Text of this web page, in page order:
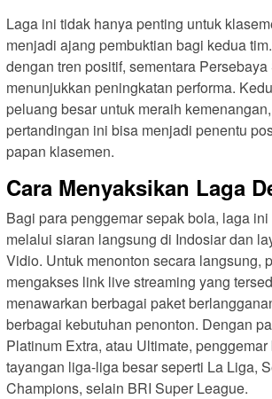
Laga ini tidak hanya penting untuk
menjadi ajang pembuktian bagi kedua
dengan tren positif, sementara
menunjukkan peningkatan performa.
peluang besar untuk meraih
pertandingan ini bisa menjadi penentu
papan klasemen.
Cara Menyaksikan Laga
Bagi para penggemar sepak bola, laga
melalui siaran langsung di Indosiar dan
Vidio. Untuk menonton secara langsung,
mengakses link live streaming yang
menawarkan berbagai paket
berbagai kebutuhan penonton. Dengan
Platinum Extra, atau Ultimate,
tayangan liga-liga besar seperti La Liga,
Champions, selain BRI Super League.